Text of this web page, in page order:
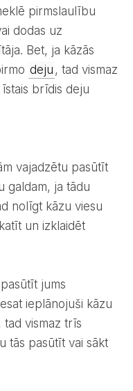
pirmslaulību
dodas uz
Bet, ja kāzās
deju , tad vismaz
brīdis deju
galdam, ja tādu
nolīgt kāzu viesu
un izklaidēt
ieplānojuši kāzu
tad vismaz trīs
tās pasūtīt vai sākt